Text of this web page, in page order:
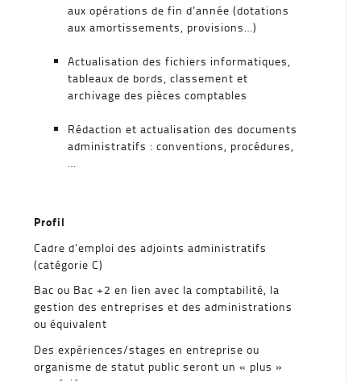
aux opérations de fin d’année (dotations
aux amortissements, provisions…)
Actualisation des fichiers informatiques,
tableaux de bords, classement et
archivage des pièces comptables
Rédaction et actualisation des documents
administratifs : conventions, procédures,
Profil
Cadre d’emploi des adjoints administratifs
(catégorie C)
Bac ou Bac +2 en lien avec la comptabilité, la
gestion des entreprises et des administrations
ou équivalent
Des expériences/stages en entreprise ou
organisme de statut public seront un « plus »